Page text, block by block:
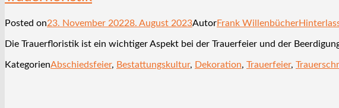
Posted on23. November 20228. August 2023AutorFrank Willenbücher
Die Trauerfloristik ist ein wichtiger Aspekt bei der Trauerfeier und der
KategorienAbschiedsfeier, Bestattungskultur, Dekoration, Trauerfeier,